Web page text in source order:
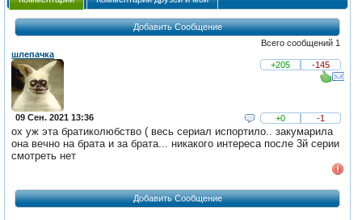
Добавить Сообщение
Всего сообщений 1
шлепачка
+205
-145
09 Сен. 2021 13:36 +0 -1
ох уж эта братиколюбство ( весь сериал испортило.. закумарила
она вечно на брата и за брата... никакого интереса после 3й серии
смотреть нет
Добавить Сообщение